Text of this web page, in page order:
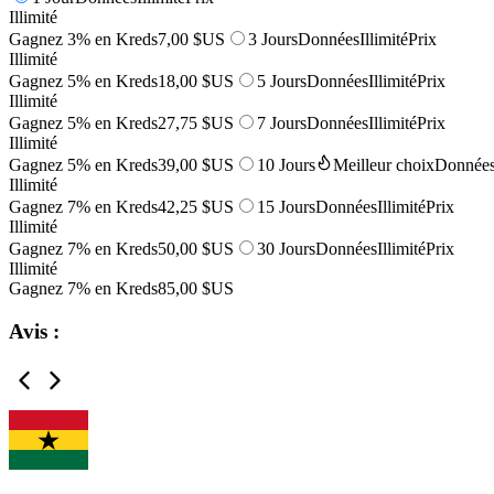
Illimité
Gagnez 3% en Kreds7,00 $US 3 JoursDonnéesIllimitéPrix
Illimité
Gagnez 5% en Kreds18,00 $US 5 JoursDonnéesIllimitéPrix
Illimité
Gagnez 5% en Kreds27,75 $US 7 JoursDonnéesIllimitéPrix
Illimité
Gagnez 5% en Kreds39,00 $US 10 Jours Meilleur choix
Illimité
Gagnez 7% en Kreds42,25 $US 15 JoursDonnéesIllimitéPrix
Illimité
Gagnez 7% en Kreds50,00 $US 30 JoursDonnéesIllimitéPrix
Illimité
Gagnez 7% en Kreds85,00 $US
Avis :